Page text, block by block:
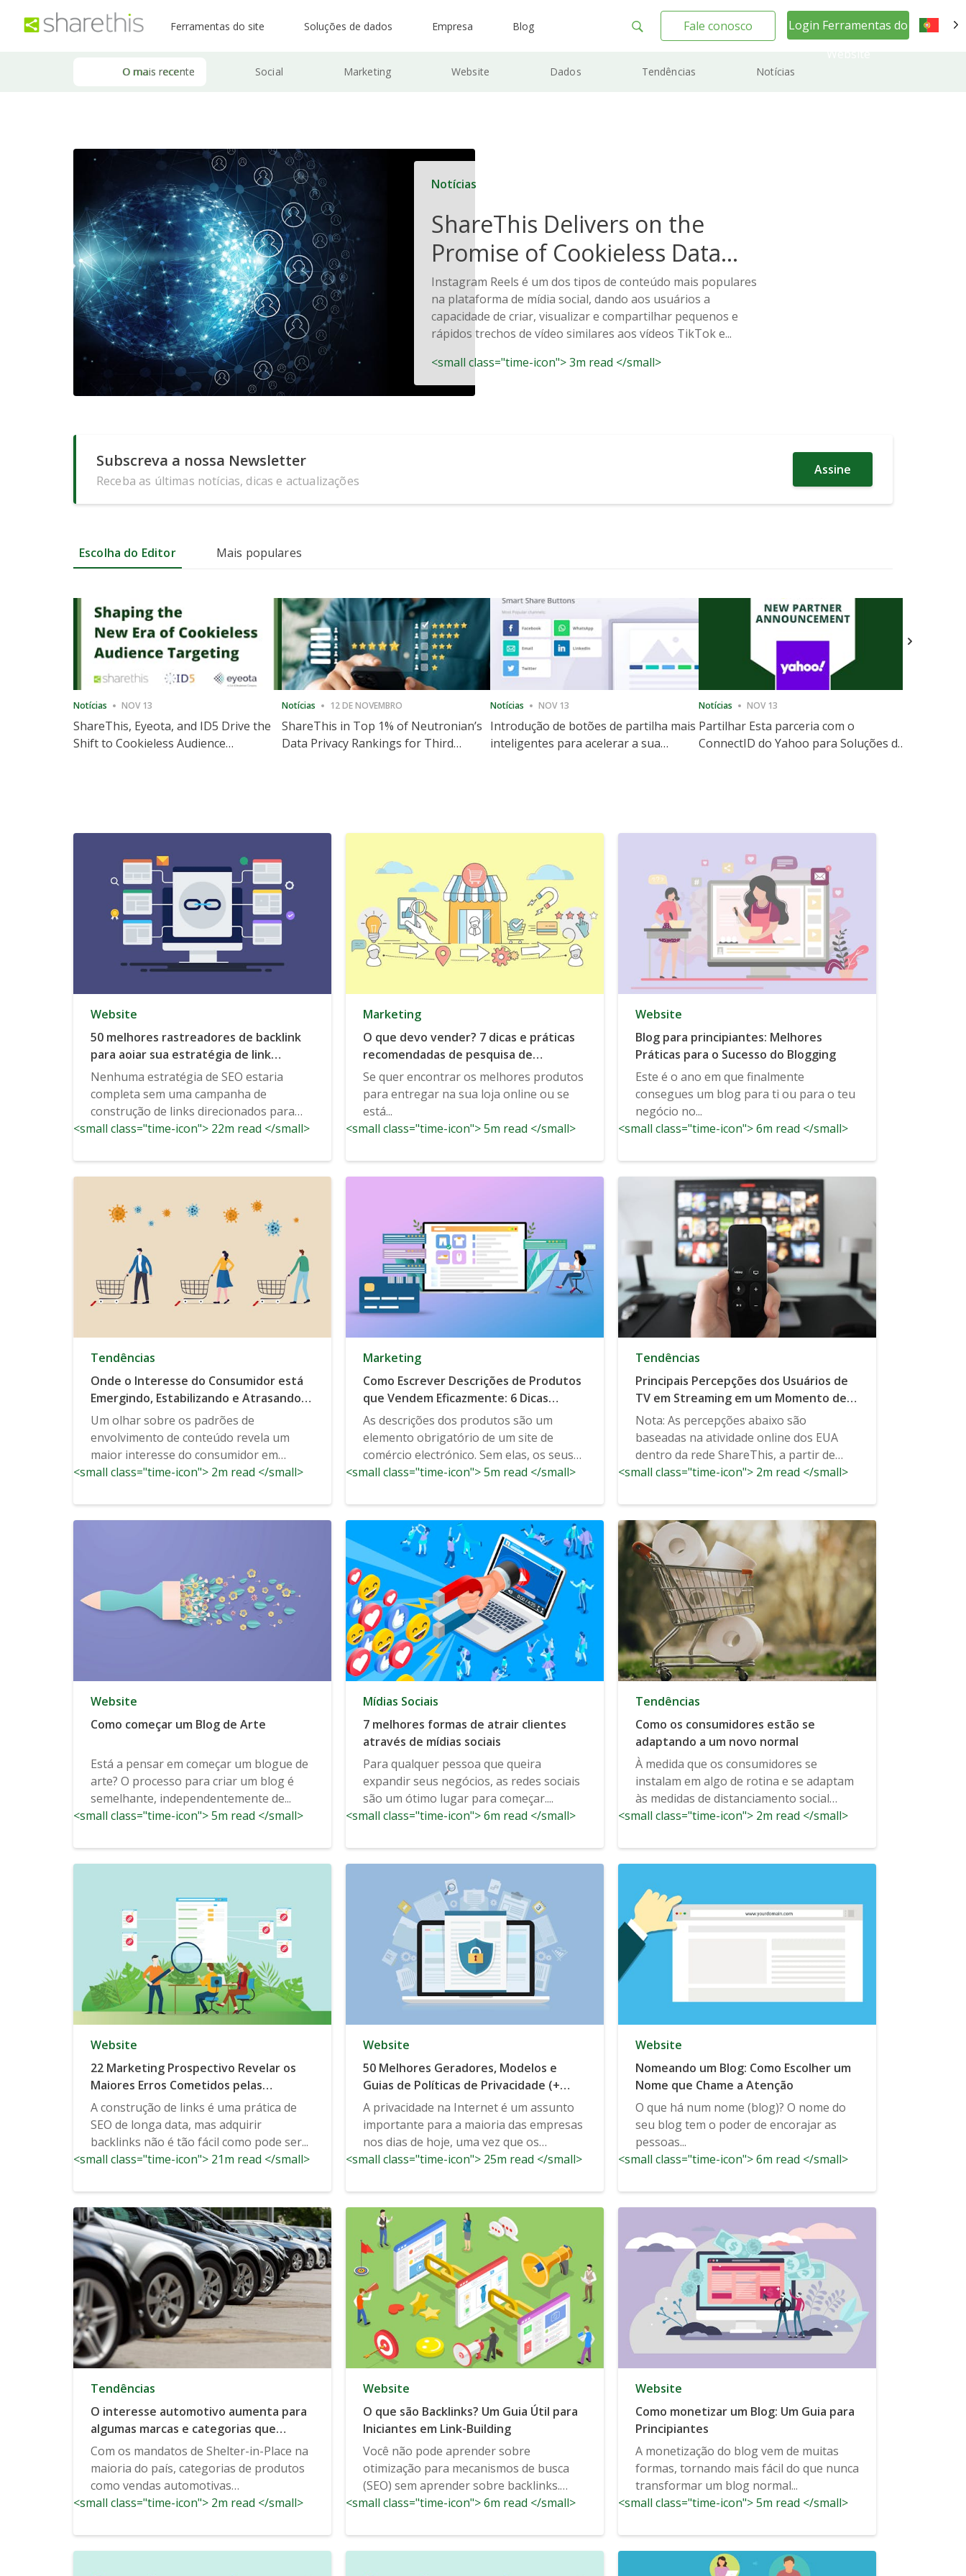
Ferramentas do site Soluções de dados Empresa Blog Fale conosco
Login Ferramentas do
O mais recente Social Marketing Website Dados Tendências Notícias
Notícias
ShareThis Delivers on the
Promise of Cookieless Data
Solutions
Instagram Reels é um dos tipos de conteúdo mais populares
na plataforma de mídia social, dando aos usuários a
capacidade de criar, visualizar e compartilhar pequenos e
rápidos trechos de vídeo similares aos vídeos TikTok e...
<small class="time-icon"> 3m read </small>
Subscreva a nossa Newsletter
Receba as últimas notícias, dicas e actualizações
Assine
Escolha do Editor Mais populares
Notícias NOV 13
ShareThis, Eyeota, and ID5 Drive the
Shift to Cookieless Audience
Notícias 12 DE NOVEMBRO
ShareThis in Top 1% of Neutronian’s
Data Privacy Rankings for Third
Notícias NOV 13
Introdução de botões de partilha mais
inteligentes para acelerar a sua
Notícias NOV 13
Partilhar Esta parceria com o
ConnectID do Yahoo para Soluções de
Website
50 melhores rastreadores de backlink
para aoiar sua estratégia de link
building
Nenhuma estratégia de SEO estaria
completa sem uma campanha de
construção de links direcionados para
ampliar o alcance...
<small class="time-icon"> 22m read </small>
Marketing
O que devo vender? 7 dicas e práticas
recomendadas de pesquisa de
produtos
Se quer encontrar os melhores produtos
para entregar na sua loja online ou se
está...
<small class="time-icon"> 5m read </small>
Website
Blog para principiantes: Melhores
Práticas para o Sucesso do Blogging
Este é o ano em que finalmente
consegues um blog para ti ou para o teu
negócio no...
<small class="time-icon"> 6m read </small>
Tendências
Onde o Interesse do Consumidor está
Emergindo, Estabilizando e Atrasando
Agora Mesmo
Um olhar sobre os padrões de
envolvimento de conteúdo revela um
maior interesse do consumidor em
algumas categorias do que mesmo
<small class="time-icon"> 2m read </small>
Marketing
Como Escrever Descrições de Produtos
que Vendem Eficazmente: 6 Dicas
Acionáveis
As descrições dos produtos são um
elemento obrigatório de um site de
comércio electrónico. Sem elas, os seus
visitantes não saberão...
<small class="time-icon"> 5m read </small>
Tendências
Principais Percepções dos Usuários de
TV em Streaming em um Momento de
Rápido Crescimento
Nota: As percepções abaixo são
baseadas na atividade online dos EUA
dentro da rede ShareThis, a partir de
fevereiro...
<small class="time-icon"> 2m read </small>
Website
Como começar um Blog de Arte
Está a pensar em começar um blogue de
arte? O processo para criar um blog é
semelhante, independentemente de...
<small class="time-icon"> 5m read </small>
Mídias Sociais
7 melhores formas de atrair clientes
através de mídias sociais
Para qualquer pessoa que queira
expandir seus negócios, as redes sociais
são um ótimo lugar para começar....
<small class="time-icon"> 6m read </small>
Tendências
Como os consumidores estão se
adaptando a um novo normal
À medida que os consumidores se
instalam em algo de rotina e se adaptam
às medidas de distanciamento social
actuais, ShareThis...
<small class="time-icon"> 2m read </small>
Website
22 Marketing Prospectivo Revelar os
Maiores Erros Cometidos pelas
Empresas Quando Vem para Adquirir
Backlinks
A construção de links é uma prática de
SEO de longa data, mas adquirir
backlinks não é tão fácil como pode ser...
<small class="time-icon"> 21m read </small>
Website
50 Melhores Geradores, Modelos e
Guias de Políticas de Privacidade (+
Exemplos)
A privacidade na Internet é um assunto
importante para a maioria das empresas
nos dias de hoje, uma vez que os
consumidores continuam a esperar...
<small class="time-icon"> 25m read </small>
Website
Nomeando um Blog: Como Escolher um
Nome que Chame a Atenção
O que há num nome (blog)? O nome do
seu blog tem o poder de encorajar as
pessoas...
<small class="time-icon"> 6m read </small>
Tendências
O interesse automotivo aumenta para
algumas marcas e categorias que
indicam uma demanda crescente
Com os mandatos de Shelter-in-Place na
maioria do país, categorias de produtos
como vendas automotivas
provavelmente...
<small class="time-icon"> 2m read </small>
Website
O que são Backlinks? Um Guia Útil para
Iniciantes em Link-Building
Você não pode aprender sobre
otimização para mecanismos de busca
(SEO) sem aprender sobre backlinks.
Estes links úteis dizem...
<small class="time-icon"> 6m read </small>
Website
Como monetizar um Blog: Um Guia para
Principiantes
A monetização do blog vem de muitas
formas, tornando mais fácil do que nunca
transformar um blog normal...
<small class="time-icon"> 5m read </small>